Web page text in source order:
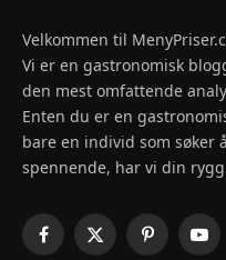
Velkommen til
Vi er en gastronomisk
den mest omfattende
Enten du er en
bare en individ som søker
spennende, har vi din
Facebook
X
Pinterest